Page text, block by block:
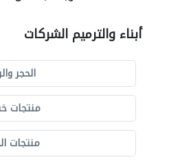
أبناء والترميم الشركات
الحجر
منتجات
منتجات